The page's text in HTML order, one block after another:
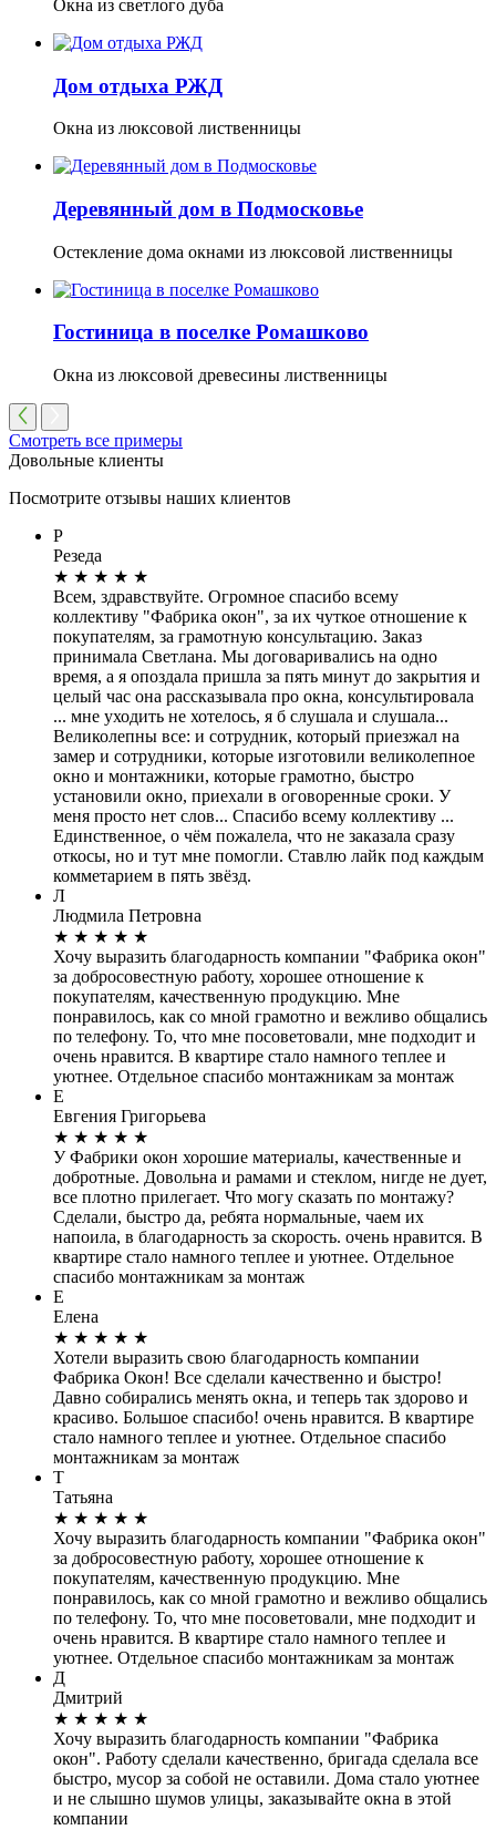
Окна из светлого дуба
Дом отдыха РЖД
Окна из люксовой лиственницы
Деревянный дом в Подмосковье
Остекление дома окнами из люксовой лиственницы
Гостиница в поселке Ромашково
Окна из люксовой древесины лиственницы
Смотреть все примеры
Довольные клиенты
Посмотрите отзывы наших клиентов
Р
Резеда
★ ★ ★ ★ ★
Всем, здравствуйте. Огромное спасибо всему
коллективу "Фабрика окон", за их чуткое отношение к
покупателям, за грамотную консультацию. Заказ
принимала Светлана. Мы договаривались на одно
время, а я опоздала пришла за пять минут до закрытия и
целый час она рассказывала про окна, консультировала
... мне уходить не хотелось, я б слушала и слушала...
Великолепны все: и сотрудник, который приезжал на
замер и сотрудники, которые изготовили великолепное
окно и монтажники, которые грамотно, быстро
установили окно, приехали в оговоренные сроки. У
меня просто нет слов... Спасибо всему коллективу ...
Единственное, о чём пожалела, что не заказала сразу
откосы, но и тут мне помогли. Ставлю лайк под каждым
комметарием в пять звёзд.
Л
Людмила Петровна
★ ★ ★ ★ ★
Хочу выразить благодарность компании "Фабрика окон"
за добросовестную работу, хорошее отношение к
покупателям, качественную продукцию. Мне
понравилось, как со мной грамотно и вежливо общались
по телефону. То, что мне посоветовали, мне подходит и
очень нравится. В квартире стало намного теплее и
уютнее. Отдельное спасибо монтажникам за монтаж
Е
Евгения Григорьева
★ ★ ★ ★ ★
У Фабрики окон хорошие материалы, качественные и
добротные. Довольна и рамами и стеклом, нигде не дует,
все плотно прилегает. Что могу сказать по монтажу?
Сделали, быстро да, ребята нормальные, чаем их
напоила, в благодарность за скорость. очень нравится. В
квартире стало намного теплее и уютнее. Отдельное
спасибо монтажникам за монтаж
Е
Елена
★ ★ ★ ★ ★
Хотели выразить свою благодарность компании
Фабрика Окон! Все сделали качественно и быстро!
Давно собирались менять окна, и теперь так здорово и
красиво. Большое спасибо! очень нравится. В квартире
стало намного теплее и уютнее. Отдельное спасибо
монтажникам за монтаж
Т
Татьяна
★ ★ ★ ★ ★
Хочу выразить благодарность компании "Фабрика окон"
за добросовестную работу, хорошее отношение к
покупателям, качественную продукцию. Мне
понравилось, как со мной грамотно и вежливо общались
по телефону. То, что мне посоветовали, мне подходит и
очень нравится. В квартире стало намного теплее и
уютнее. Отдельное спасибо монтажникам за монтаж
Д
Дмитрий
★ ★ ★ ★ ★
Хочу выразить благодарность компании "Фабрика
окон". Работу сделали качественно, бригада сделала все
быстро, мусор за собой не оставили. Дома стало уютнее
и не слышно шумов улицы, заказывайте окна в этой
компании